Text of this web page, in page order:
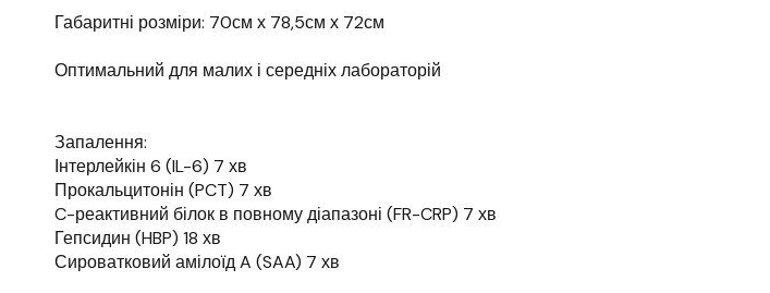
Габаритні розміри: 70см х 78,5см х 72см
Оптимальний для малих і середніх лабораторій
Запалення:
Інтерлейкін 6 (IL-6) 7 хв
Прокальцитонін (PCT) 7 хв
C-реактивний білок в повному діапазоні (FR-CRP) 7 хв
Гепсидин (HBP) 18 хв
Сироватковий амілоїд A (SAA) 7 хв